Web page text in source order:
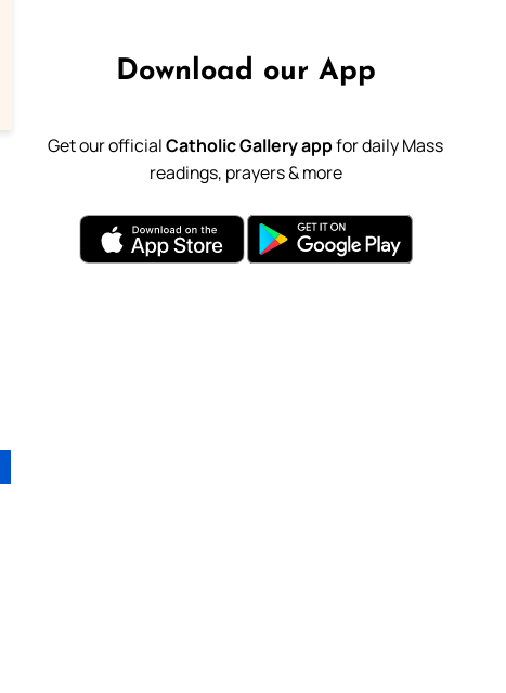
Download our App
Get our officialCatholic Gallery appfor daily Mass
readings, prayers & more